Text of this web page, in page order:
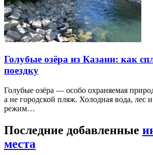
Голубые озёра из Казани: как
поездку
Голубые озёра — особо охраняемая
а не городской пляж. Холодная вода, лес
режим…
Последние добавленные
места